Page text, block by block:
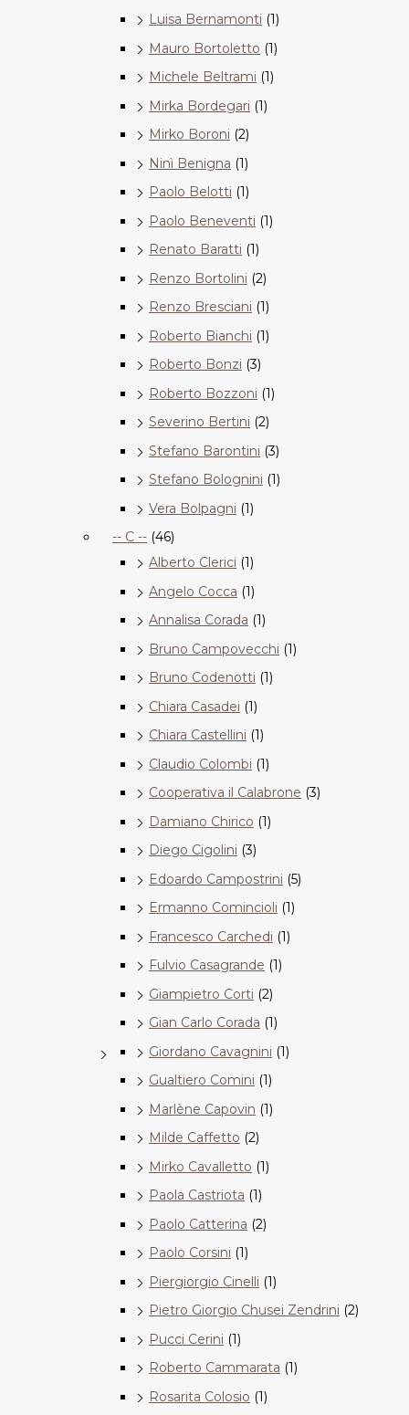
Luisa Bernamonti (1)
Mauro Bortoletto (1)
Michele Beltrami (1)
Mirka Bordegari (1)
Mirko Boroni (2)
Ninì Benigna (1)
Paolo Belotti (1)
Paolo Beneventi (1)
Renato Baratti (1)
Renzo Bortolini (2)
Renzo Bresciani (1)
Roberto Bianchi (1)
Roberto Bonzi (3)
Roberto Bozzoni (1)
Severino Bertini (2)
Stefano Barontini (3)
Stefano Bolognini (1)
Vera Bolpagni (1)
-- C -- (46)
Alberto Clerici (1)
Angelo Cocca (1)
Annalisa Corada (1)
Bruno Campovecchi (1)
Bruno Codenotti (1)
Chiara Casadei (1)
Chiara Castellini (1)
Claudio Colombi (1)
Cooperativa il Calabrone (3)
Damiano Chirico (1)
Diego Cigolini (3)
Edoardo Campostrini (5)
Ermanno Comincioli (1)
Francesco Carchedi (1)
Fulvio Casagrande (1)
Giampietro Corti (2)
Gian Carlo Corada (1)
Giordano Cavagnini (1)
Gualtiero Comini (1)
Marlène Capovin (1)
Milde Caffetto (2)
Mirko Cavalletto (1)
Paola Castriota (1)
Paolo Catterina (2)
Paolo Corsini (1)
Piergiorgio Cinelli (1)
Pietro Giorgio Chusei Zendrini (2)
Pucci Cerini (1)
Roberto Cammarata (1)
Rosarita Colosio (1)